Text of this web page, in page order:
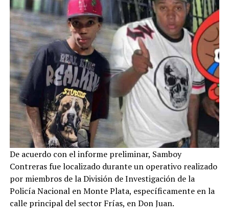
De acuerdo con el informe preliminar, Samboy
Contreras fue localizado durante un operativo realizado
por miembros de la División de Investigación de la
Policía Nacional en Monte Plata, específicamente en la
calle principal del sector Frías, en Don Juan.